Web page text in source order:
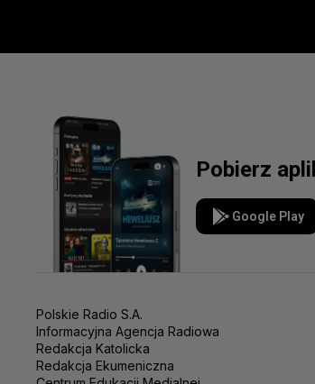
Pobierz
Google Play
Polskie Radio S.A.
Informacyjna Agencja Radiowa
Redakcja Katolicka
Redakcja Ekumeniczna